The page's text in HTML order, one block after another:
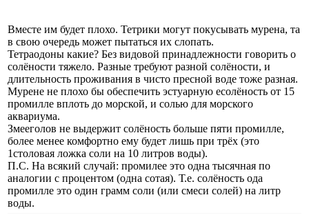
Вместе им будет плохо. Тетрики могут покусывать мурена, та
в свою очередь может пытаться их слопать.
Тетраодоны какие? Без видовой принадлежности говорить о
солёности тяжело. Разные требуют разной солёности, и
длительность проживания в чисто пресной воде тоже разная.
Мурене не плохо бы обеспечить эстуарную есолёность от 15
промилле вплоть до морской, и солью для морского
аквариума.
Змееголов не выдержит солёность больше пяти промилле,
более менее комфортно ему будет лишь при трёх (это
1столовая ложка соли на 10 литров воды).
П.С. На всякий случай: промилее это одна тысячная по
аналогии с процентом (одна сотая). Т.е. солёность ода
промилле это один грамм соли (или смеси солей) на литр
воды.